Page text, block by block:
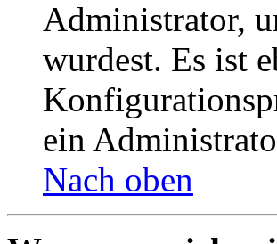
Administrator,
wurdest. Es ist
ein
Nach oben